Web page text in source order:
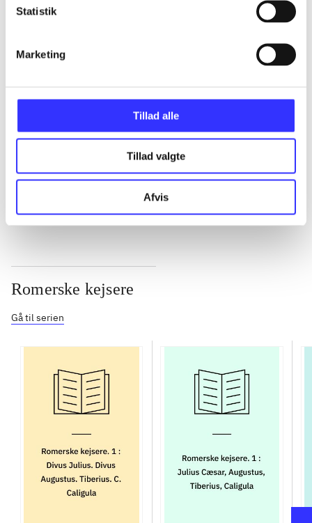
Statistik
Marketing
Tillad alle
Tillad valgte
Afvis
...
...
...
Romerske kejsere
Gå til serien